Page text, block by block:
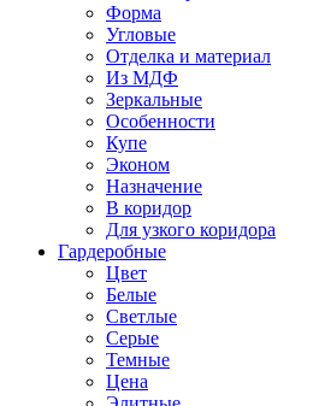
Форма
Угловые
Отделка и материал
Из МДФ
Зеркальные
Особенности
Купе
Эконом
Назначение
В коридор
Для узкого коридора
Гардеробные
Цвет
Белые
Светлые
Серые
Темные
Цена